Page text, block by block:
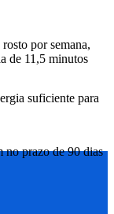
por semana,
de 11,5 minutos
suficiente para
no prazo de 90 dias